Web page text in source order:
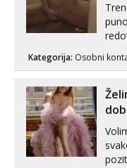
Kategorija: Osobni